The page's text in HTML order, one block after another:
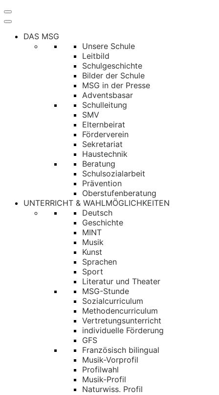
Navigation
umschalten
DAS MSG
Unsere Schule
Leitbild
Schulgeschichte
Bilder der Schule
MSG in der Presse
Adventsbasar
Schulleitung
SMV
Elternbeirat
Förderverein
Sekretariat
Haustechnik
Beratung
Schulsozialarbeit
Prävention
Oberstufenberatung
UNTERRICHT & WAHLMÖGLICHKEITEN
Deutsch
Geschichte
MINT
Musik
Kunst
Sprachen
Sport
Literatur und Theater
MSG-Stunde
Sozialcurriculum
Methodencurriculum
Vertretungsunterricht
individuelle Förderung
GFS
Französisch bilingual
Musik-Vorprofil
Profilwahl
Musik-Profil
Naturwiss. Profil